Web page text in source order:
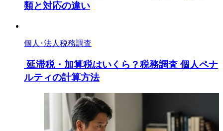
類と対応の違い
個人･法人税務調査
延滞税・加算税はいくら？税務調査 個人ペナ
ルティの計算方法